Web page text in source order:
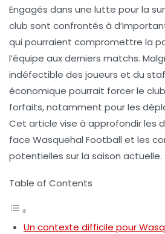
Engagés dans une lutte pour la
club sont confrontés à
qui pourraient compromettre la
l’équipe aux derniers matchs.
indéfectible des joueurs et du
économique pourrait forcer le
forfaits, notamment pour les
Cet article vise à approfondir les
face Wasquehal Football et les
potentielles sur la saison actuelle.
Table of Contents
Un contexte difficile pour